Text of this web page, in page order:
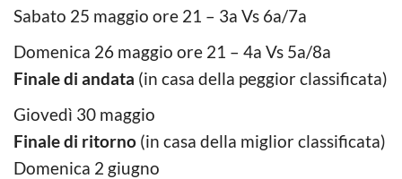
Sabato 25 maggio ore 21 – 3a Vs 6a/7a
Domenica 26 maggio ore 21 – 4a Vs 5a/8a
Finale di andata (in casa della peggior classificata)
Giovedì 30 maggio
Finale di ritorno (in casa della miglior classificata)
Domenica 2 giugno